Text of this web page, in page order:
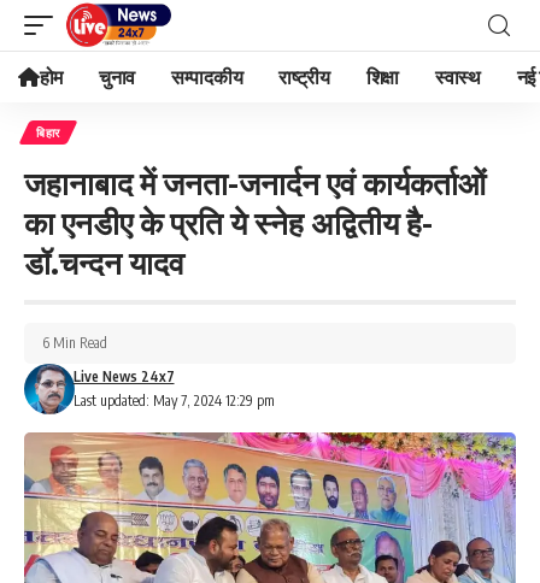
होम चुनाव सम्पादकीय राष्ट्रीय शिक्षा स्वास्थ नई
बिहार
जहानाबाद में जनता-जनार्दन एवं कार्यकर्ताओं
का एनडीए के प्रति ये स्नेह अद्वितीय है-
डॉ.चन्दन यादव
Last updated: May 7, 2024 12:29 pm
Live News 24x7
6 Min Read